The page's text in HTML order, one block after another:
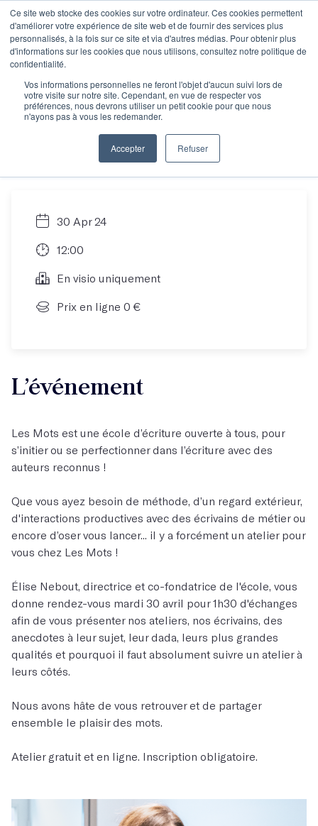
Ce site web stocke des cookies sur votre ordinateur. Ces cookies permettent
d'améliorer votre expérience de site web et de fournir des services plus
personnalisés, à la fois sur ce site et via d'autres médias. Pour obtenir plus
d'informations sur les cookies que nous utilisons, consultez notre politique de
confidentialité.
Vos informations personnelles ne feront l'objet d'aucun suivi lors de
votre visite sur notre site. Cependant, en vue de respecter vos
préférences, nous devrons utiliser un petit cookie pour que nous
n'ayons pas à vous les redemander.
Accepter Refuser
Rencontre
informative : trouver
son atelier idéal
30 Apr 24
12:00
En visio uniquement
Prix en ligne 0 €
L’événement
Les Mots est une école d’écriture ouverte à tous, pour
s’initier ou se perfectionner dans l’écriture avec des
auteurs reconnus !
Que vous ayez besoin de méthode, d’un regard extérieur,
d'interactions productives avec des écrivains de métier ou
encore d’oser vous lancer... il y a forcément un atelier pour
vous chez Les Mots !
Élise Nebout, directrice et co-fondatrice de l'école, vous
donne rendez-vous mardi 30 avril pour 1h30 d'échanges
afin de vous présenter nos ateliers, nos écrivains, des
anecdotes à leur sujet, leur dada, leurs plus grandes
qualités et pourquoi il faut absolument suivre un atelier à
leurs côtés.
Nous avons hâte de vous retrouver et de partager
ensemble le plaisir des mots.
Atelier gratuit et en ligne. Inscription obligatoire.